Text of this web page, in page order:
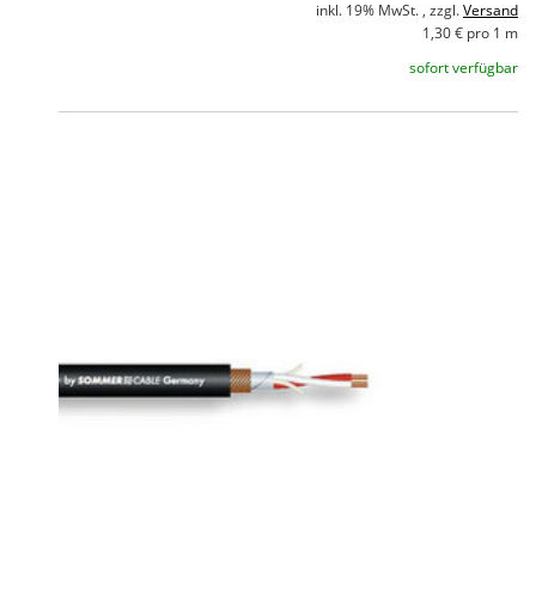
inkl. 19% MwSt. , zzgl. Versand
1,30 € pro 1 m
sofort verfügbar